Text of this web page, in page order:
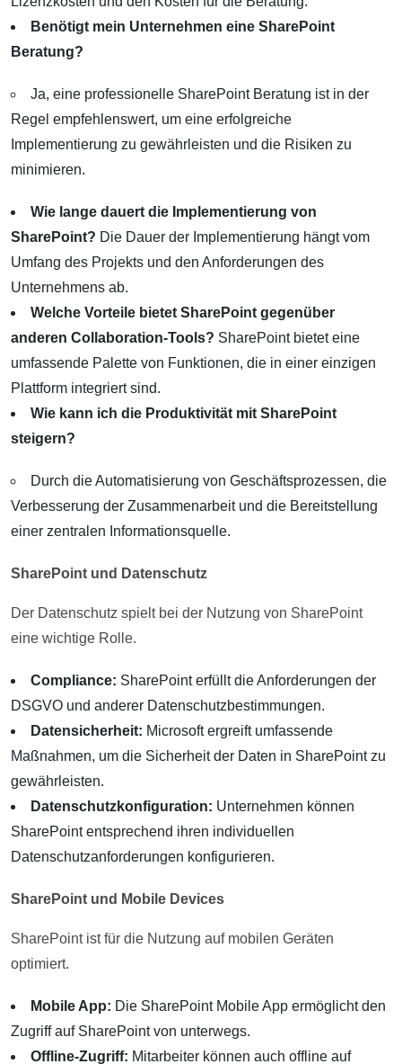
Benötigt mein Unternehmen eine SharePoint
Beratung?
Ja, eine professionelle SharePoint Beratung ist in der
Regel empfehlenswert, um eine erfolgreiche
Implementierung zu gewährleisten und die Risiken zu
minimieren.
Wie lange dauert die Implementierung von
SharePoint? Die Dauer der Implementierung hängt vom
Umfang des Projekts und den Anforderungen des
Unternehmens ab.
Welche Vorteile bietet SharePoint gegenüber
anderen Collaboration-Tools? SharePoint bietet eine
umfassende Palette von Funktionen, die in einer einzigen
Plattform integriert sind.
Wie kann ich die Produktivität mit SharePoint
steigern?
Durch die Automatisierung von Geschäftsprozessen, die
Verbesserung der Zusammenarbeit und die Bereitstellung
einer zentralen Informationsquelle.
SharePoint und Datenschutz
Der Datenschutz spielt bei der Nutzung von SharePoint
eine wichtige Rolle.
Compliance: SharePoint erfüllt die Anforderungen der
DSGVO und anderer Datenschutzbestimmungen.
Datensicherheit: Microsoft ergreift umfassende
Maßnahmen, um die Sicherheit der Daten in SharePoint zu
gewährleisten.
Datenschutzkonfiguration: Unternehmen können
SharePoint entsprechend ihren individuellen
Datenschutzanforderungen konfigurieren.
SharePoint und Mobile Devices
SharePoint ist für die Nutzung auf mobilen Geräten
optimiert.
Mobile App: Die SharePoint Mobile App ermöglicht den
Zugriff auf SharePoint von unterwegs.
Offline-Zugriff: Mitarbeiter können auch offline auf